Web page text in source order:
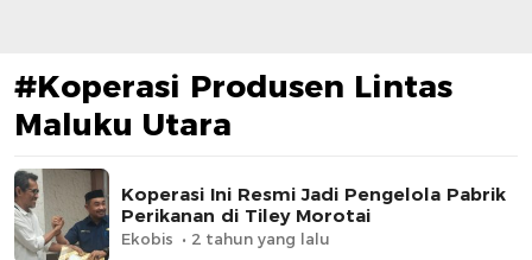
#Koperasi Produsen Lintas
Maluku Utara
Koperasi Ini Resmi Jadi Pengelola Pabrik
Perikanan di Tiley Morotai
Ekobis 2 tahun yang lalu